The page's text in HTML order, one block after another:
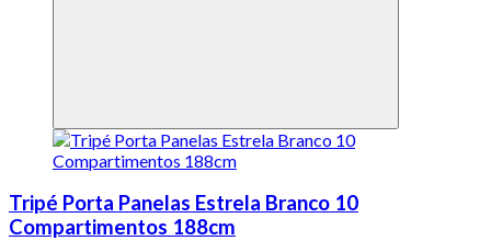
Tripé Porta Panelas Estrela Branco 10
Compartimentos 188cm